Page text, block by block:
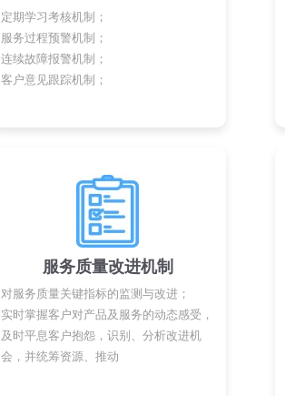
定期学习考核机制；
服务过程预警机制；
连续故障报警机制；
客户意见跟踪机制；
服务质量改进机制
对服务质量关键指标的监测与改进；
实时掌握客户对产品及服务的动态感受，
及时平息客户抱怨，识别、分析改进机
会，并统筹资源、推动